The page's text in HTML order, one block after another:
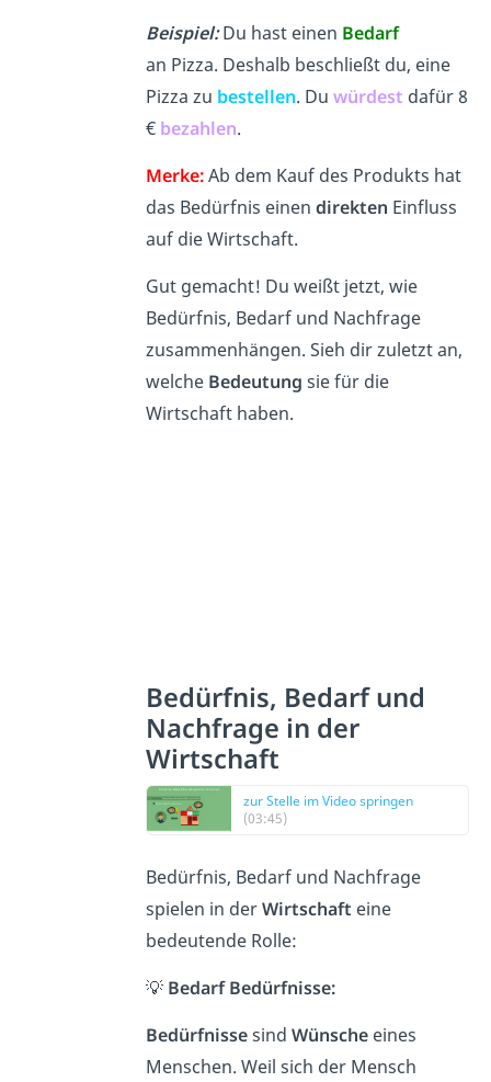
Beispiel:Du hast einen Bedarf
an Pizza. Deshalb beschließt du, eine
Pizza zu bestellen. Duwürdest dafür 8
€ bezahlen.
Merke:Ab dem Kauf des Produkts hat
das Bedürfnis einendirekten Einfluss
auf die Wirtschaft.
Gut gemacht! Du weißt jetzt, wie
Bedürfnis, Bedarf und Nachfrage
zusammenhängen. Sieh dir zuletzt an,
welche Bedeutung sie für die
Wirtschaft haben.
Bedürfnis, Bedarf und
Nachfrage in der
Wirtschaft
zur Stelle im Video springen
(03:45)
Bedürfnis, Bedarf und Nachfrage
spielen in derWirtschaft eine
bedeutende Rolle:
💡 Bedarf Bedürfnisse:
BedürfnissesindWünsche eines
Menschen. Weil sich der Mensch